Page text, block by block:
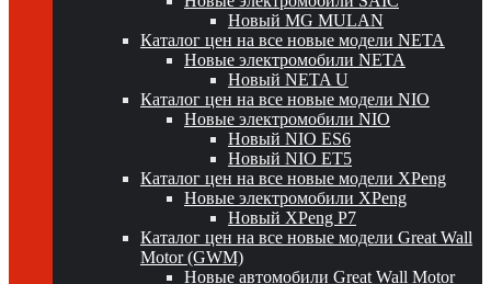
Новый MG MULAN
Каталог цен на все новые модели NETA
Новые электромобили NETA
Новый NETA U
Каталог цен на все новые модели NIO
Новые электромобили NIO
Новый NIO ES6
Новый NIO ET5
Каталог цен на все новые модели XPeng
Новые электромобили XPeng
Новый XPeng P7
Каталог цен на все новые модели Great Wall
Motor (GWM)
Новые автомобили Great Wall Motor